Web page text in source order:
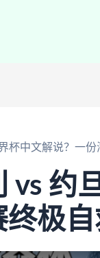
杯中文解说？一
vs 约
极